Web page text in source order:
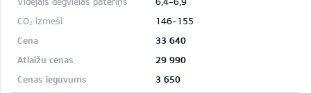
146-155
33 640
29 990
3 650